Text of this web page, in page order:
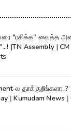
"ரசிக்க" வைத்த
|TN Assembly |
ல
| Kumudam News |